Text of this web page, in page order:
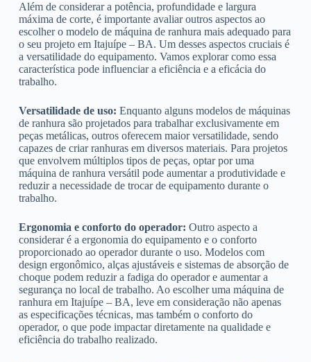
Além de considerar a potência, profundidade e largura
máxima de corte, é importante avaliar outros aspectos ao
escolher o modelo de máquina de ranhura mais adequado para
o seu projeto em Itajuípe – BA. Um desses aspectos cruciais é
a versatilidade do equipamento. Vamos explorar como essa
característica pode influenciar a eficiência e a eficácia do
trabalho.
Versatilidade de uso: Enquanto alguns modelos de máquinas
de ranhura são projetados para trabalhar exclusivamente em
peças metálicas, outros oferecem maior versatilidade, sendo
capazes de criar ranhuras em diversos materiais. Para projetos
que envolvem múltiplos tipos de peças, optar por uma
máquina de ranhura versátil pode aumentar a produtividade e
reduzir a necessidade de trocar de equipamento durante o
trabalho.
Ergonomia e conforto do operador: Outro aspecto a
considerar é a ergonomia do equipamento e o conforto
proporcionado ao operador durante o uso. Modelos com
design ergonômico, alças ajustáveis e sistemas de absorção de
choque podem reduzir a fadiga do operador e aumentar a
segurança no local de trabalho. Ao escolher uma máquina de
ranhura em Itajuípe – BA, leve em consideração não apenas
as especificações técnicas, mas também o conforto do
operador, o que pode impactar diretamente na qualidade e
eficiência do trabalho realizado.